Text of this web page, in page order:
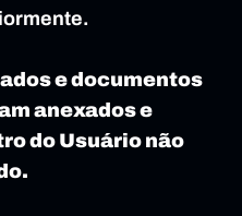
e documentos
anexados e
do Usuário não